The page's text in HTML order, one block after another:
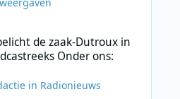
de zaak-Dutroux in
Onder ons:
in Radionieuws